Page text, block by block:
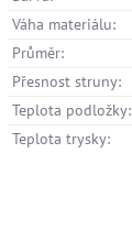
Váha materiálu:
Průměr:
Přesnost struny:
Teplota podložky:
Teplota trysky: